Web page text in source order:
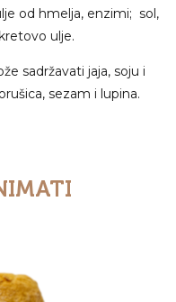
od hmelja, enzimi; sol,
ulje.
sadržavati jaja, soju i
sezam i lupina.